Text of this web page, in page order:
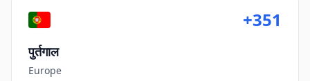
+351
पुर्तगाल
Europe